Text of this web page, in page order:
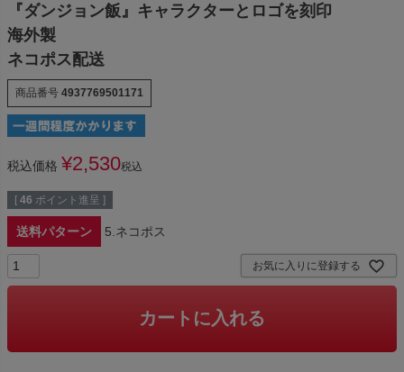
『ダンジョン飯』キャラクターとロゴを刻印
海外製
ネコポス配送
商品番号 4937769501171
税込価格 ¥2,530税込
[ 46 ポイント進呈 ]
送料パターン 5.ネコポス
お気に入りに登録する
カートに入れる